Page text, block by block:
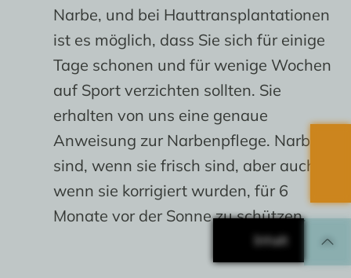
Narbe, und bei Hauttransplantationen
ist es möglich, dass Sie sich für einige
Tage schonen und für wenige Wochen
auf Sport verzichten sollten. Sie
erhalten von uns eine genaue
Anweisung zur Narbenpflege. Narben
sind, wenn sie frisch sind, aber auch
wenn sie korrigiert wurden, für 6
Monate vor der Sonne zu schützen.
Inhalt